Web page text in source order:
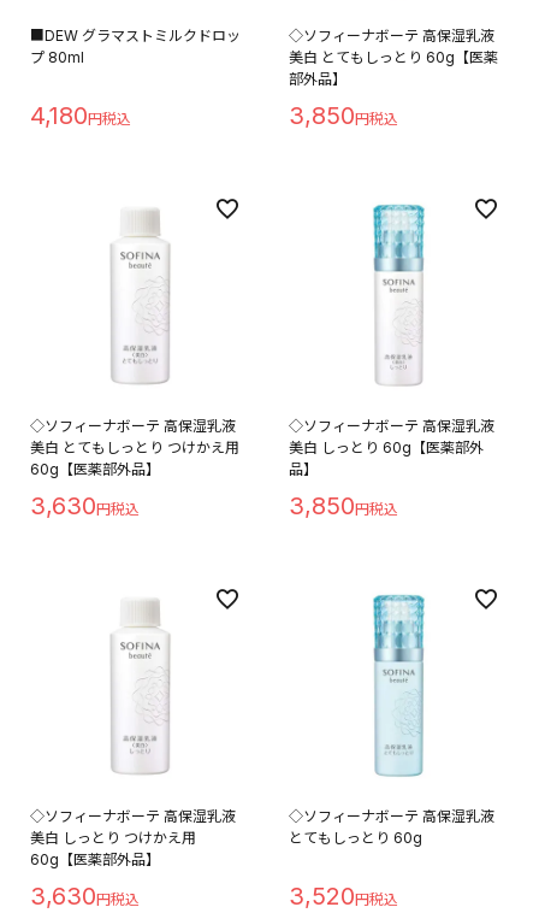
■DEW グラマストミルクドロッ
プ 80ml
4,180
◇ソフィーナボーテ 高保湿乳液
美白 とてもしっとり 60g【医薬
部外品】
3,850
◇ソフィーナボーテ 高保湿乳液
美白 とてもしっとり つけかえ用
60g【医薬部外品】
3,630
◇ソフィーナボーテ 高保湿乳液
美白 しっとり 60g【医薬部外
品】
3,850
◇ソフィーナボーテ 高保湿乳液
美白 しっとり つけかえ用
60g【医薬部外品】
3,630
◇ソフィーナボーテ 高保湿乳液
とてもしっとり 60g
3,520